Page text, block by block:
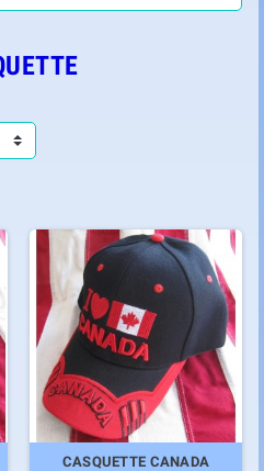
CASQUETTE CANADA